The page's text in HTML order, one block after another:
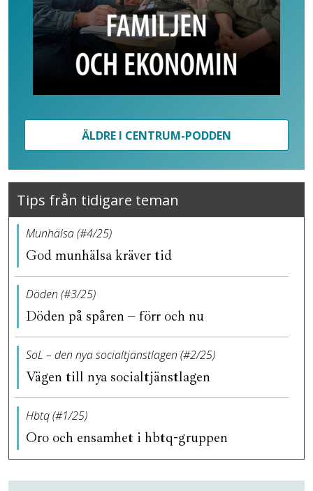
ÄLDRE I CENTRUM-PODDEN
Tips från tidigare teman
Munhälsa (#4/25)
God munhälsa kräver tid
Döden (#3/25)
Döden på spåren – förr och nu
SoL – den nya socialtjänstlagen (#2/25)
Vägen till nya socialtjänstlagen
Hbtq (#1/25)
Oro och ensamhet i hbtq-gruppen